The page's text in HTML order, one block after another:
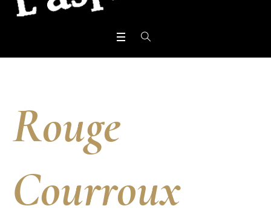
Rouge
Courroux